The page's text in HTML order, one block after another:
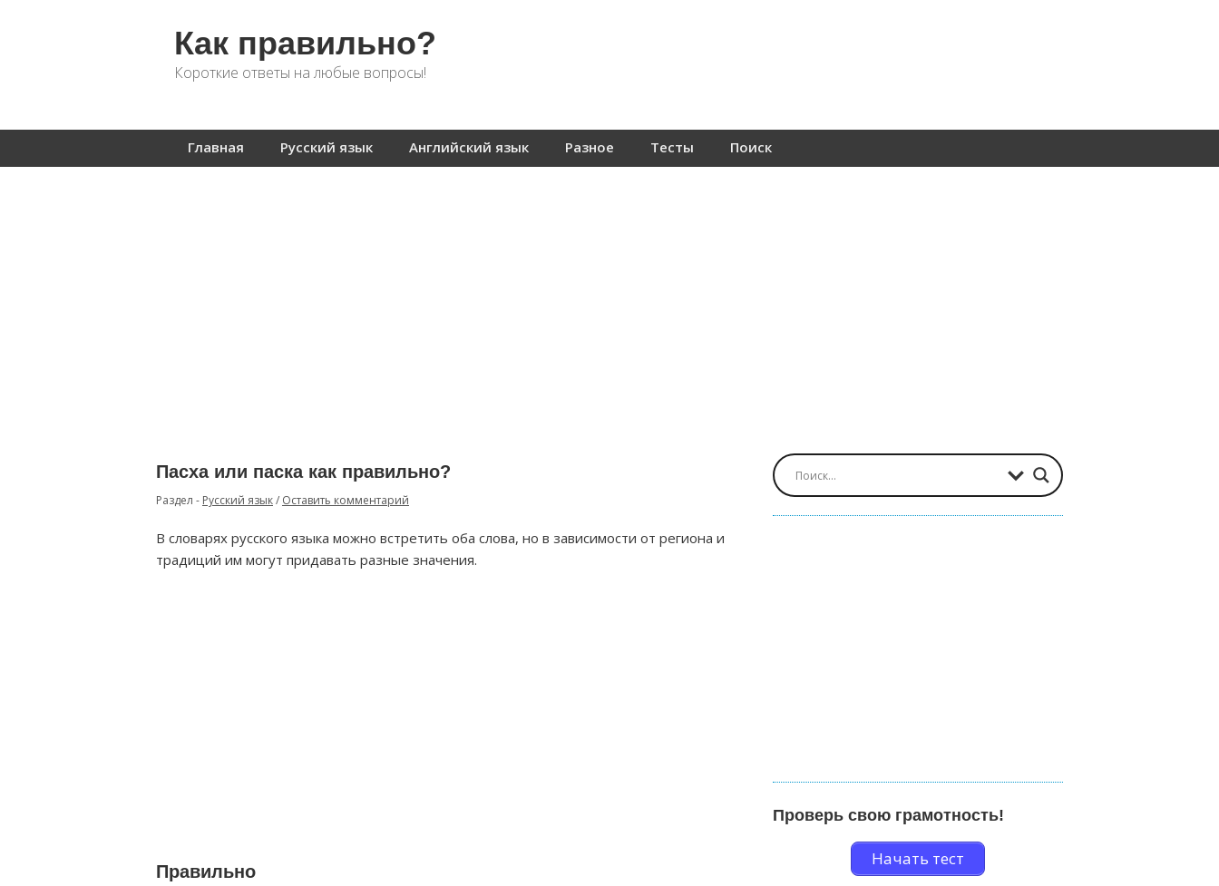
Как правильно?
Короткие ответы на любые вопросы!
Главная Русский язык Английский язык Разное Тесты Поиск
Пасха или паска как правильно?
Раздел - Русский язык/ Оставить комментарий
В словарях русского языка можно встретить оба слова, но в зависимости от региона и
традиций им могут придавать разные значения.
Правильно
Проверь свою грамотность!
Начать тест